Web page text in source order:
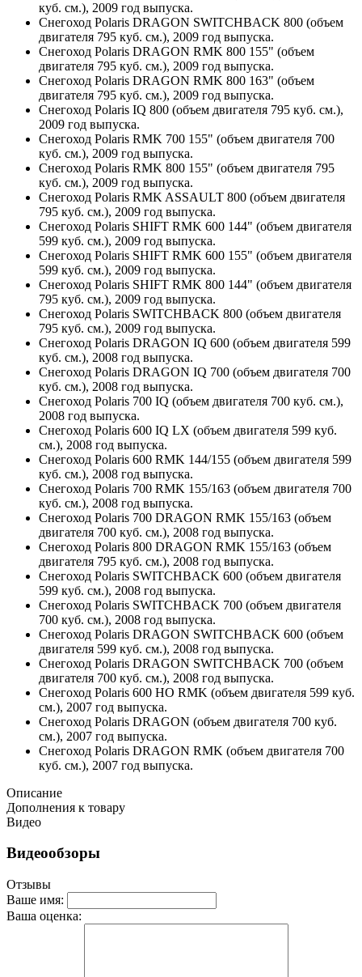
куб. см.), 2009 год выпуска.
Снегоход Polaris DRAGON SWITCHBACK 800 (объем
двигателя 795 куб. см.), 2009 год выпуска.
Снегоход Polaris DRAGON RMK 800 155" (объем
двигателя 795 куб. см.), 2009 год выпуска.
Снегоход Polaris DRAGON RMK 800 163" (объем
двигателя 795 куб. см.), 2009 год выпуска.
Снегоход Polaris IQ 800 (объем двигателя 795 куб. см.),
2009 год выпуска.
Снегоход Polaris RMK 700 155" (объем двигателя 700
куб. см.), 2009 год выпуска.
Снегоход Polaris RMK 800 155" (объем двигателя 795
куб. см.), 2009 год выпуска.
Снегоход Polaris RMK ASSAULT 800 (объем двигателя
795 куб. см.), 2009 год выпуска.
Снегоход Polaris SHIFT RMK 600 144" (объем двигателя
599 куб. см.), 2009 год выпуска.
Снегоход Polaris SHIFT RMK 600 155" (объем двигателя
599 куб. см.), 2009 год выпуска.
Снегоход Polaris SHIFT RMK 800 144" (объем двигателя
795 куб. см.), 2009 год выпуска.
Снегоход Polaris SWITCHBACK 800 (объем двигателя
795 куб. см.), 2009 год выпуска.
Снегоход Polaris DRAGON IQ 600 (объем двигателя 599
куб. см.), 2008 год выпуска.
Снегоход Polaris DRAGON IQ 700 (объем двигателя 700
куб. см.), 2008 год выпуска.
Снегоход Polaris 700 IQ (объем двигателя 700 куб. см.),
2008 год выпуска.
Снегоход Polaris 600 IQ LX (объем двигателя 599 куб.
см.), 2008 год выпуска.
Снегоход Polaris 600 RMK 144/155 (объем двигателя 599
куб. см.), 2008 год выпуска.
Снегоход Polaris 700 RMK 155/163 (объем двигателя 700
куб. см.), 2008 год выпуска.
Снегоход Polaris 700 DRAGON RMK 155/163 (объем
двигателя 700 куб. см.), 2008 год выпуска.
Снегоход Polaris 800 DRAGON RMK 155/163 (объем
двигателя 795 куб. см.), 2008 год выпуска.
Снегоход Polaris SWITCHBACK 600 (объем двигателя
599 куб. см.), 2008 год выпуска.
Снегоход Polaris SWITCHBACK 700 (объем двигателя
700 куб. см.), 2008 год выпуска.
Снегоход Polaris DRAGON SWITCHBACK 600 (объем
двигателя 599 куб. см.), 2008 год выпуска.
Снегоход Polaris DRAGON SWITCHBACK 700 (объем
двигателя 700 куб. см.), 2008 год выпуска.
Снегоход Polaris 600 HO RMK (объем двигателя 599 куб.
см.), 2007 год выпуска.
Снегоход Polaris DRAGON (объем двигателя 700 куб.
см.), 2007 год выпуска.
Снегоход Polaris DRAGON RMK (объем двигателя 700
куб. см.), 2007 год выпуска.
Описание
Дополнения к товару
Видео
Видеообзоры
Отзывы
Ваше имя:
Ваша оценка: